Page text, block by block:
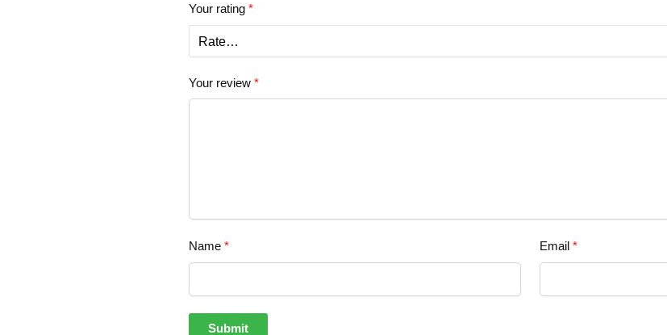
Your rating *
Your review *
Name * Email*